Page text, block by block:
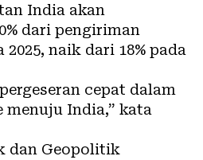
India akan
dari pengiriman
naik dari 18% pada
cepat dalam
India,” kata
dan Geopolitik